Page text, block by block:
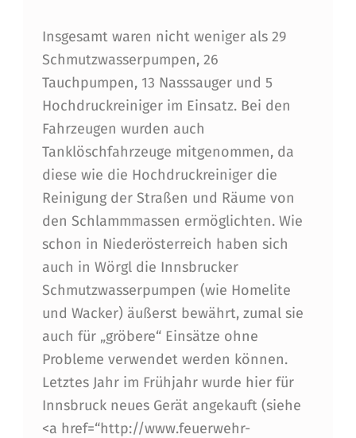
W
E
H
R
H
I
L
F
T
W
Ö
R
G
L
Insgesamt waren nicht weniger als 29
Schmutzwasserpumpen, 26
Tauchpumpen, 13 Nasssauger und 5
Hochdruckreiniger im Einsatz. Bei den
Fahrzeugen wurden auch
Tanklöschfahrzeuge mitgenommen, da
diese wie die Hochdruckreiniger die
Reinigung der Straßen und Räume von
den Schlammmassen ermöglichten. Wie
schon in Niederösterreich haben sich
auch in Wörgl die Innsbrucker
Schmutzwasserpumpen (wie Homelite
und Wacker) äußerst bewährt, zumal sie
auch für „gröbere“ Einsätze ohne
Probleme verwendet werden können.
Letztes Jahr im Frühjahr wurde hier für
Innsbruck neues Gerät angekauft (siehe
<a href=“http://www.feuerwehr-